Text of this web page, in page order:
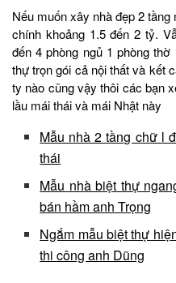
Nếu muốn xây nhà đẹp 2
chính khoảng 1.5 đến 2 tỷ.
đến 4 phòng ngủ 1 phòng
thự trọn gói cả nội thất và kết
ty nào cũng vậy thôi các bạn
lầu mái thái và mái Nhật này
Mẫu nhà 2 tầng chữ l
thái
Mẫu nhà biệt thự
bán hầm anh Trọng
Ngắm mẫu biệt thự
thi công anh Dũng